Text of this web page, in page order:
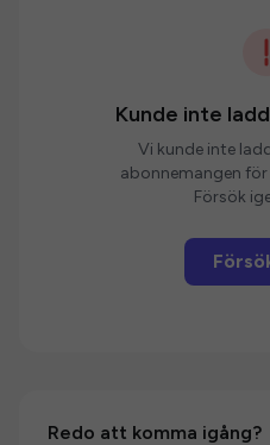
Kunde inte
Vi kunde inte
abonnemangen
Försök
Redo att komma igång?